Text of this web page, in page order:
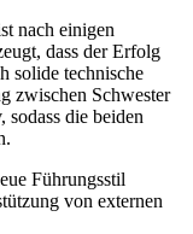
nach einigen
dass der Erfolg
solide technische
zwischen Schwester
sodass die beiden
Führungsstil
von externen